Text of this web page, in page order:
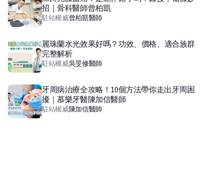
招｜骨科醫師曾柏凱
駐站權威曾柏凱醫師
麗珠蘭水光效果好嗎？功效、價格、適合族群
完整解析
駐站權威吳旻修醫師
牙周病治療全攻略！10個方法帶你走出牙周困
擾｜慕樂牙醫陳加信醫師
駐站權威陳加信醫師